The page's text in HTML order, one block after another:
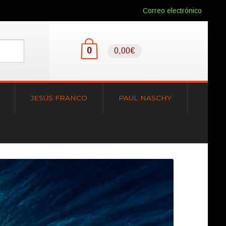
Correo electrónico
0 0,00€
JESÚS FRANCO PAUL NASCHY